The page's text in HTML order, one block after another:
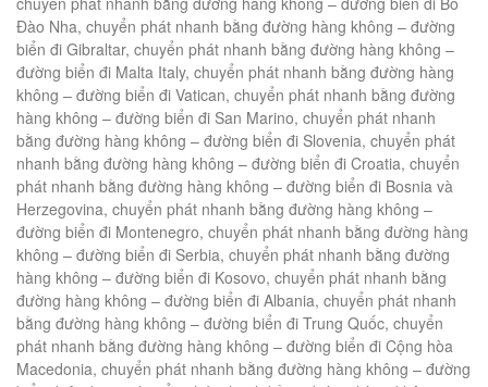
Đào Nha, chuyển phát nhanh bằng đường hàng không – đường
biển đi Gibraltar, chuyển phát nhanh bằng đường hàng không –
đường biển đi Malta Italy, chuyển phát nhanh bằng đường hàng
không – đường biển đi Vatican, chuyển phát nhanh bằng đường
hàng không – đường biển đi San Marino, chuyển phát nhanh
bằng đường hàng không – đường biển đi Slovenia, chuyển phát
nhanh bằng đường hàng không – đường biển đi Croatia, chuyển
phát nhanh bằng đường hàng không – đường biển đi Bosnia và
Herzegovina, chuyển phát nhanh bằng đường hàng không –
đường biển đi Montenegro, chuyển phát nhanh bằng đường hàng
không – đường biển đi Serbia, chuyển phát nhanh bằng đường
hàng không – đường biển đi Kosovo, chuyển phát nhanh bằng
đường hàng không – đường biển đi Albania, chuyển phát nhanh
bằng đường hàng không – đường biển đi Trung Quốc, chuyển
phát nhanh bằng đường hàng không – đường biển đi Cộng hòa
Macedonia, chuyển phát nhanh bằng đường hàng không – đường